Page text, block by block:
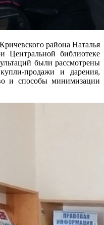
района Наталья
библиотеке
были рассмотрены
продажи и дарения,
и способы минимизации